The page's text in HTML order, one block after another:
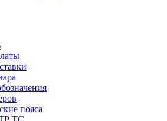
пояса